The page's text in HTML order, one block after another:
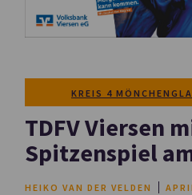
KREIS 4
TDFV Viersen
Spitzenspiel
HEIKO VAN DER VELDEN